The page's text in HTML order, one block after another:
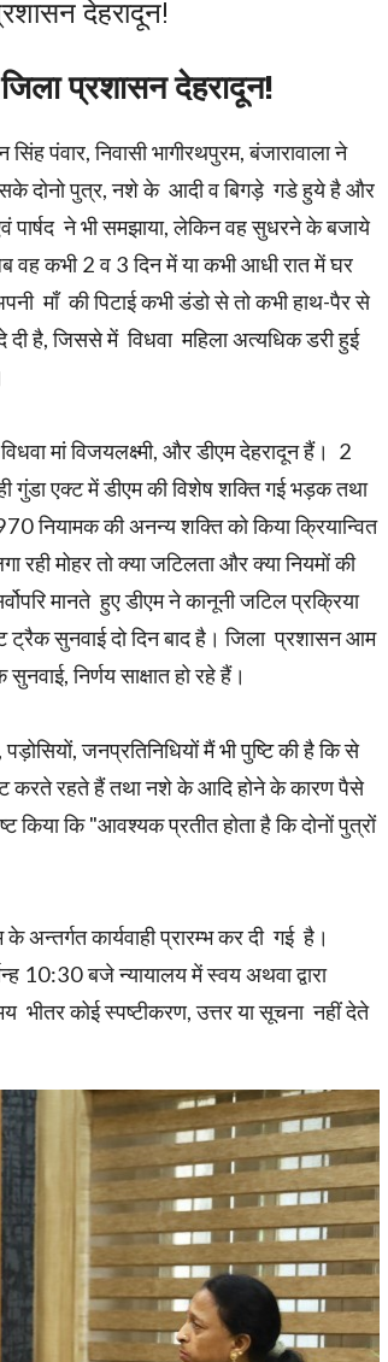
देहरादून!
प्रशासन देहरादून!
सिंह पंवार, निवासी भागीरथपुरम, बंजारावाला ने
दोनो पुत्र, नशे के आदी व बिगड़े गडे हुये है और
पार्षद ने भी समझाया, लेकिन वह सुधरने के बजाये
कभी 2 व 3 दिन में या कभी आधी रात में घर
माँ की पिटाई कभी डंडो से तो कभी हाथ-पैर से
है, जिससे में विधवा महिला अत्यधिक डरी हुई
मां विजयलक्ष्मी, और डीएम देहरादून हैं। 2
गुंडा एक्ट में डीएम की विशेष शक्ति गई भड़क तथा
नियामक की अनन्य शक्ति को किया क्रियान्वित
रही मोहर तो क्या जटिलता और क्या नियमों की
मानते हुए डीएम ने कानूनी जटिल प्रक्रिया
ट्रैक सुनवाई दो दिन बाद है। जिला प्रशासन आम
निर्णय साक्षात हो रहे हैं।
जनप्रतिनिधियों मैं भी पुष्टि की है कि से
करते रहते हैं तथा नशे के आदि होने के कारण पैसे
किया कि "आवश्यक प्रतीत होता है कि दोनों पुत्रों
अन्तर्गत कार्यवाही प्रारम्भ कर दी गई है।
10:30 बजे न्यायालय में स्वय अथवा द्वारा
भीतर कोई स्पष्टीकरण, उत्तर या सूचना नहीं देते